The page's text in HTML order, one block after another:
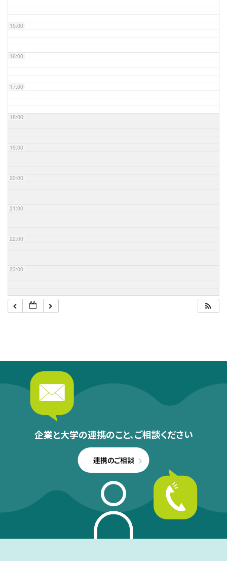
15:00
16:00
17:00
18:00
19:00
20:00
21:00
22:00
23:00
企業と大学の連携のこと、ご相談ください
連携のご相談